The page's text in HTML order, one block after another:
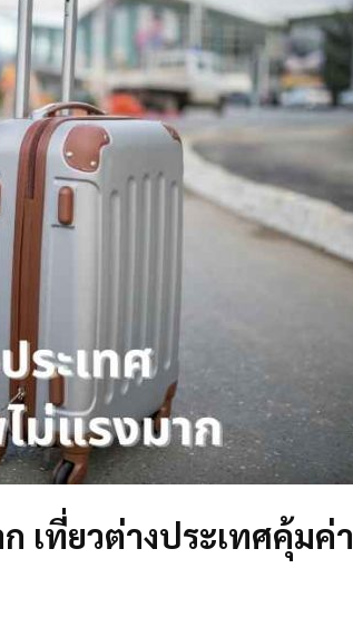
เที่ยวต่างประเทศคุ้มค่า